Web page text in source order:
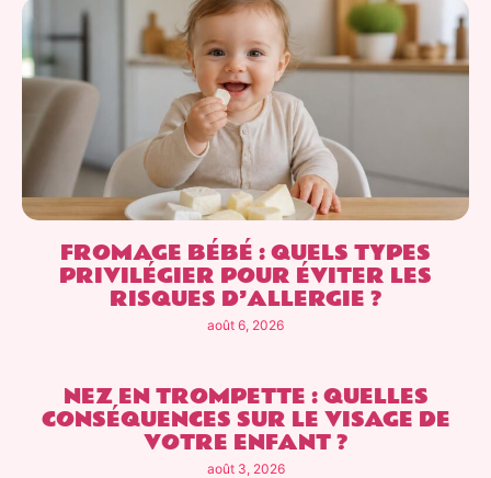
FROMAGE BÉBÉ : QUELS TYPES
PRIVILÉGIER POUR ÉVITER LES
RISQUES D’ALLERGIE ?
août 6, 2026
NEZ EN TROMPETTE : QUELLES
CONSÉQUENCES SUR LE VISAGE DE
VOTRE ENFANT ?
août 3, 2026